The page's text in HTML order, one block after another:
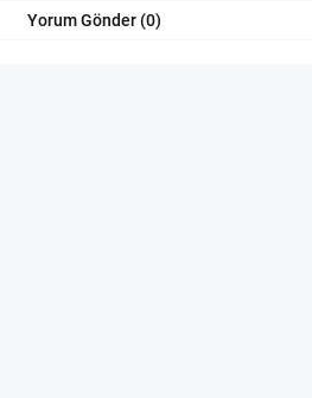
Yorum Gönder (0)